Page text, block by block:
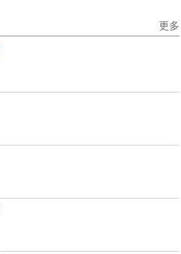
更多